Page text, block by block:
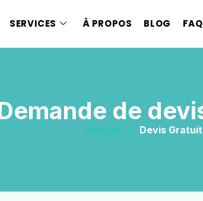
SERVICES À PROPOS BLOG FAQ
de
Accueil » Devis Gratuit